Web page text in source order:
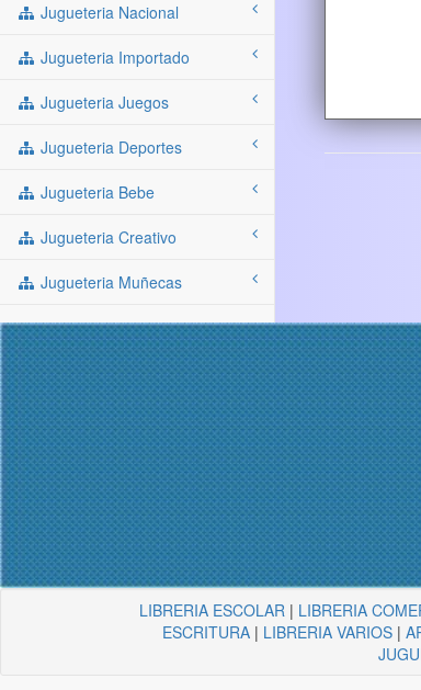
Jugueteria Nacional
Jugueteria Importado
Jugueteria Juegos
Jugueteria Deportes
Jugueteria Bebe
Jugueteria Creativo
Jugueteria Muñecas
LIBRERIA ESCOLAR | LIBRERIA
ESCRITURA| LIBRERIA VARIOS|